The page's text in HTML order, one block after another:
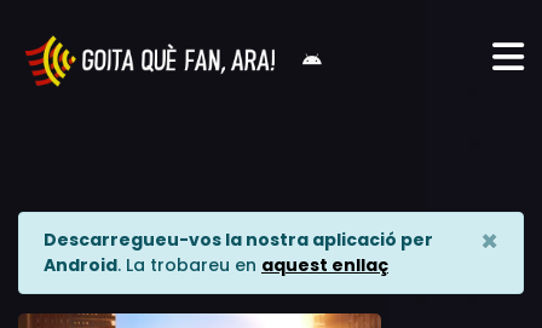
Descarregueu-vos la nostra aplicació per
Android. La trobareu en aquest enllaç
×